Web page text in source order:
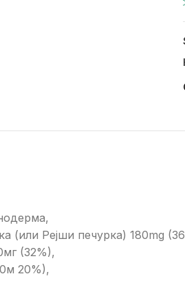
(или Рејши печурка) 180mg
(32%),
20%),